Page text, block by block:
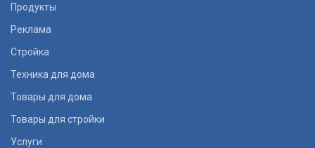
Продукты
Реклама
Стройка
Техника для дома
Товары для дома
Товары для стройки
Услуги